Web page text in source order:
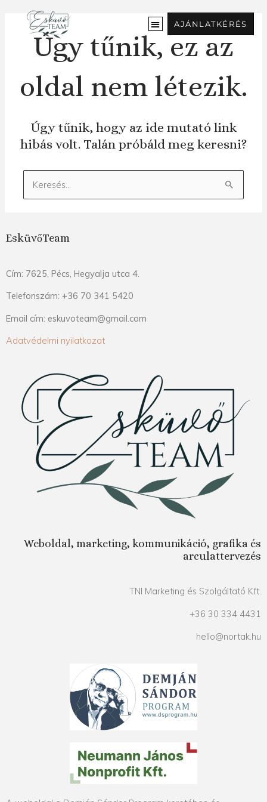
tartalomra
AJÁNLATKÉRÉS
Úgy tűnik, ez az
oldal nem létezik.
Úgy tűnik, hogy az ide mutató link
hibás volt. Talán próbáld meg keresni?
Keresés:
EsküvőTeam
Cím: 7625, Pécs, Hegyalja utca 4.
Telefonszám: +36 70 341 5420
Email cím: eskuvoteam@gmail.com
Adatvédelmi nyilatkozat
Weboldal, marketing, kommunikáció, grafika és
arculattervezés
TNI Marketing és Szolgáltató Kft.
+36 30 334 4431
hello@nortak.hu